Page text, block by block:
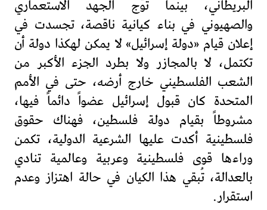
البريطاني، بينما تُوّج الجهد الاستعماري
والصهيوني في بناء كيانية ناقصة، تجسدت في
إعلان قيام «دولة إسرائيل» لا يمكن لهكذا دولة أن
تكتمل، لا بالمجازر ولا بطرد الجزء الأكبر من
الشعب الفلسطيني خارج أرضه، حتى في الأمم
المتحدة كان قبول إسرائيل عضواً دائماً فيها،
مشروطاً بقيام دولة فلسطين، فهناك حقوق
فلسطينية أكدت عليها الشرعية الدولية، تكمن
وراءها قوى فلسطينية وعربية وعالمية تنادي
بالعدالة، تُبقي هذا الكيان في حالة اهتزاز وعدم
استقرار.